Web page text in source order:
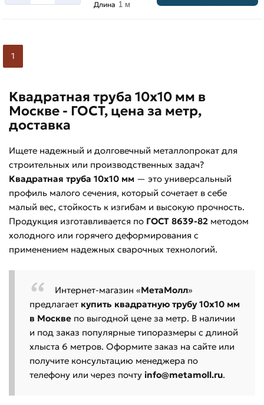
Длина 1 м
1
Квадратная труба 10х10 мм в
Москве - ГОСТ, цена за метр,
доставка
Ищете надежный и долговечный металлопрокат для
строительных или производственных задач?
Квадратная труба 10х10 мм — это универсальный
профиль малого сечения, который сочетает в себе
малый вес, стойкость к изгибам и высокую прочность.
Продукция изготавливается по ГОСТ 8639-82 методом
холодного или горячего деформирования с
применением надежных сварочных технологий.
Интернет-магазин «МетаМолл»
предлагает купить квадратную трубу 10х10 мм
в Москве по выгодной цене за метр. В наличии
и под заказ популярные типоразмеры с длиной
хлыста 6 метров. Оформите заказ на сайте или
получите консультацию менеджера по
телефону или через почту info@metamoll.ru.